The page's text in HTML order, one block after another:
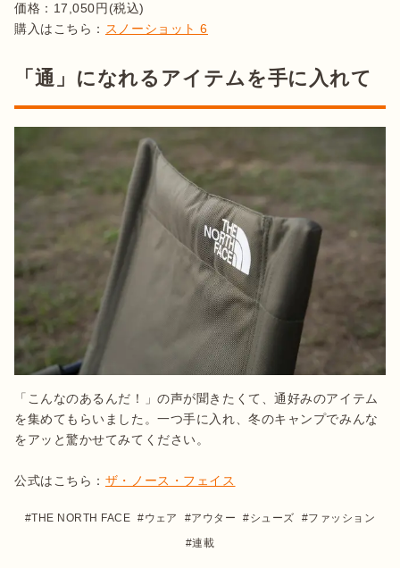
価格：17,050円(税込)
購入はこちら： スノーショット 6
「通」になれるアイテムを手に入れて
「こんなのあるんだ！」の声が聞きたくて、通好みのアイテム
を集めてもらいました。一つ手に入れ、冬のキャンプでみんな
をアッと驚かせてみてください。
公式はこちら： ザ・ノース・フェイス
THE NORTH FACE ウェア アウター シューズ
ファッション
連載